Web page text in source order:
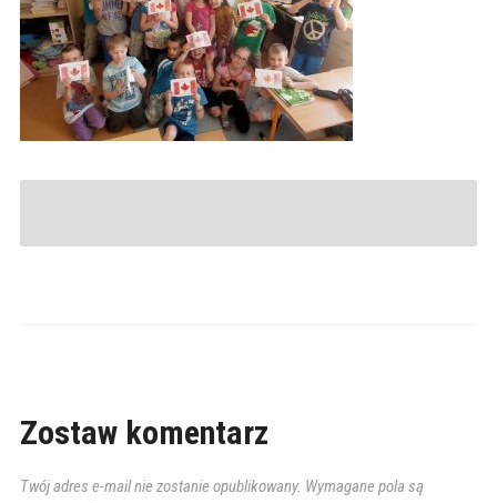
Zostaw komentarz
Twój adres e-mail nie zostanie opublikowany. Wymagane pola są